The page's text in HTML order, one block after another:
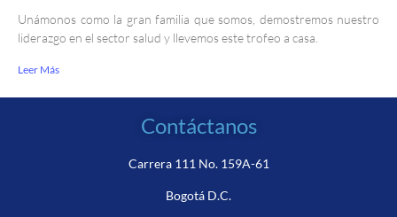
Unámonos como la gran familia que somos, demostremos nuestro
liderazgo en el sector salud y llevemos este trofeo a casa.
Leer Más
Contáctanos
Carrera 111 No. 159A-61
Bogotá D.C.